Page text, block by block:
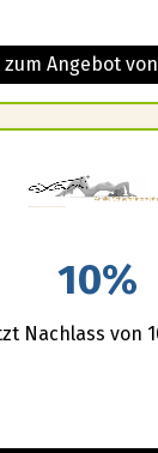
zum Angebot
10%
Nachlass von